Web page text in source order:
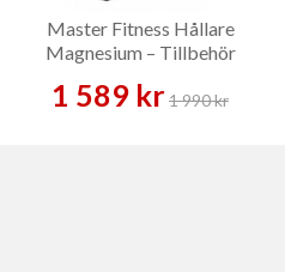
Master Fitness Hållare
Magnesium – Tillbehör
1 589 kr1 990 kr